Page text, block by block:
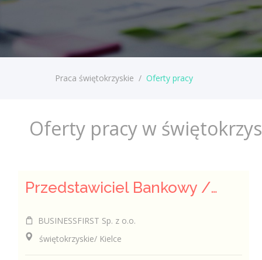
Praca świętokrzyskie / Oferty pracy
Oferty pracy w
Przedstawiciel Bankowy / Przedstawicielka Bankowa ds. Małych i Średnich Przedsiębiorstw
BUSINESSFIRST Sp. z o.o.
świętokrzyskie/ Kielce